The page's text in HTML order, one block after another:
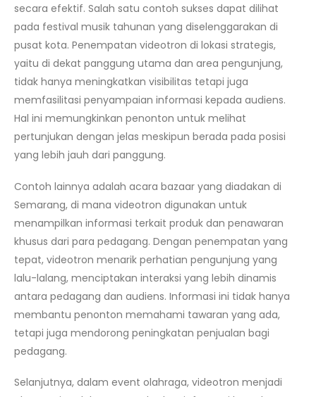
secara efektif. Salah satu contoh sukses dapat dilihat
pada festival musik tahunan yang diselenggarakan di
pusat kota. Penempatan videotron di lokasi strategis,
yaitu di dekat panggung utama dan area pengunjung,
tidak hanya meningkatkan visibilitas tetapi juga
memfasilitasi penyampaian informasi kepada audiens.
Hal ini memungkinkan penonton untuk melihat
pertunjukan dengan jelas meskipun berada pada posisi
yang lebih jauh dari panggung.
Contoh lainnya adalah acara bazaar yang diadakan di
Semarang, di mana videotron digunakan untuk
menampilkan informasi terkait produk dan penawaran
khusus dari para pedagang. Dengan penempatan yang
tepat, videotron menarik perhatian pengunjung yang
lalu-lalang, menciptakan interaksi yang lebih dinamis
antara pedagang dan audiens. Informasi ini tidak hanya
membantu penonton memahami tawaran yang ada,
tetapi juga mendorong peningkatan penjualan bagi
pedagang.
Selanjutnya, dalam event olahraga, videotron menjadi